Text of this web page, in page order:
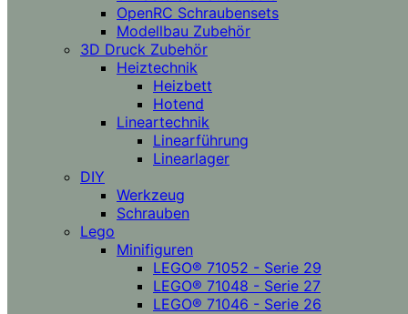
OpenRC Schraubensets
Modellbau Zubehör
3D Druck Zubehör
Heiztechnik
Heizbett
Hotend
Lineartechnik
Linearführung
Linearlager
DIY
Werkzeug
Schrauben
Lego
Minifiguren
LEGO® 71052 - Serie 29
LEGO® 71048 - Serie 27
LEGO® 71046 - Serie 26